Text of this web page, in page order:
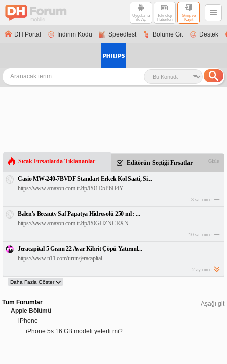
Uygulama
ile Aç
Teknoloji
Haberleri
Giriş ve
Kayıt
DH Portal İndirim Kodu Speedtest Bölüme Git Destek
Sıcak Fırsatlarda Tıklananlar Editörün Seçtiği Fırsatlar Gizle
Casio MW-240-7BVDF Standart Erkek Kol Saati, Si...
https://www.amazon.com.tr/dp/B01D5P6H4Y
3 sa. önce
Balen's Beeauty Saf Papatya Hidrosolü 250 ml : ...
https://www.amazon.com.tr/dp/B0GHZNCRXN
10 sa. önce
Jeracapital 5 Gram 22 Ayar Kibrit Çöpü Yatırıml...
https://www.n11.com/urun/jeracapital...
2 ay önce
Aşağı git
Tüm Forumlar
Apple Bölümü
iPhone
iPhone 5s 16 GB modeli yeterli mi?